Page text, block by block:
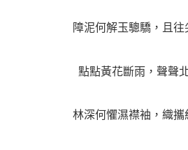
障泥何解玉驄驕，且往
點點黃花斷雨，聲聲
林深何懼濕襟袖，織攜